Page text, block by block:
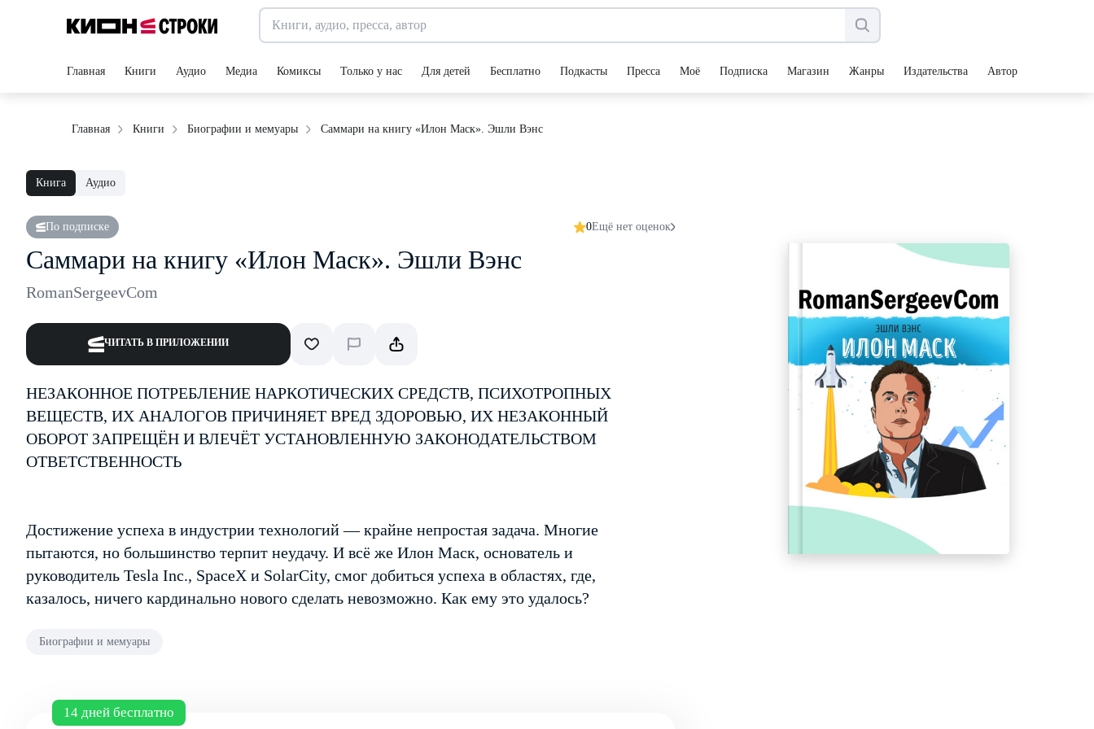
Главная Книги Аудио Медиа Комиксы Только у нас Для детей Бесплатно Подкасты Пресса Моё Подписка Магазин Жанры Издательства Авторы
Главная Книги Биографии и мемуары Саммари на книгу «Илон Маск». Эшли Вэнс
Книга Аудио
По подписке 0Ещё нет оценок
Саммари на книгу «Илон Маск». Эшли Вэнс
RomanSergeevCom
ЧИТАТЬ В ПРИЛОЖЕНИИ
НЕЗАКОННОЕ ПОТРЕБЛЕНИЕ НАРКОТИЧЕСКИХ СРЕДСТВ, ПСИХОТРОПНЫХ
ВЕЩЕСТВ, ИХ АНАЛОГОВ ПРИЧИНЯЕТ ВРЕД ЗДОРОВЬЮ, ИХ НЕЗАКОННЫЙ
ОБОРОТ ЗАПРЕЩЁН И ВЛЕЧЁТ УСТАНОВЛЕННУЮ ЗАКОНОДАТЕЛЬСТВОМ
ОТВЕТСТВЕННОСТЬ
Достижение успеха в индустрии технологий — крайне непростая задача. Многие
пытаются, но большинство терпит неудачу. И всё же Илон Маск, основатель и
руководитель Tesla Inc., SpaceX и SolarCity, смог добиться успеха в областях, где,
казалось, ничего кардинально нового сделать невозможно. Как ему это удалось?
Биографии и мемуары
14 дней бесплатно